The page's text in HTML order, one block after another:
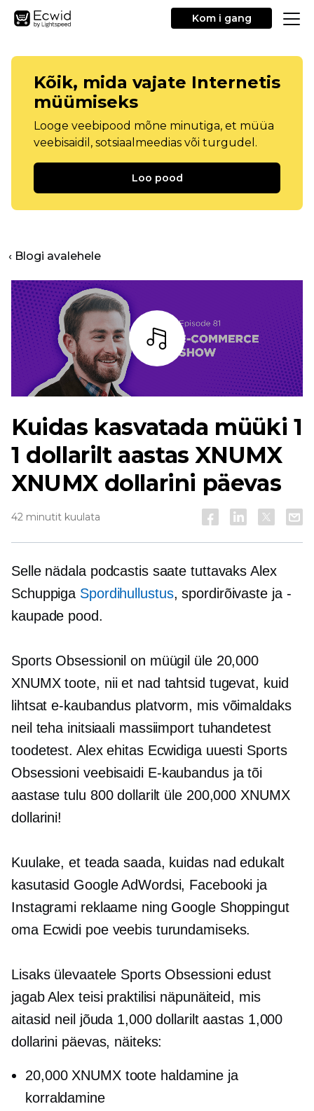
Kom i gang
Kõik, mida vajate Internetis
müümiseks
Looge veebipood mõne minutiga, et müüa
veebisaidil, sotsiaalmeedias või turgudel.
Loo pood
‹ Blogi avalehele
Kuidas kasvatada müüki 1
1 dollarilt aastas XNUMX
XNUMX dollarini päevas
42 minutit kuulata
Selle nädala podcastis saate tuttavaks Alex
Schuppiga Spordihullustus, spordirõivaste ja -
kaupade pood.
Sports Obsessionil on müügil üle 20,000
XNUMX toote, nii et nad tahtsid tugevat, kuid
lihtsate-kaubandus platvorm, mis võimaldaks
neil teha initsiaali massiimporttuhandetest
toodetest. Alex ehitas Ecwidiga uuesti Sports
Obsessioni veebisaidi E-kaubandusja tõi
aastase tulu 800 dollarilt üle 200,000 XNUMX
dollarini!
Kuulake, et teada saada, kuidas nad edukalt
kasutasid Google AdWordsi, Facebooki ja
Instagrami reklaame ning Google Shoppingut
oma Ecwidi poe veebis turundamiseks.
Lisaks ülevaatele Sports Obsessioni edust
jagab Alex teisi praktilisi näpunäiteid, mis
aitasid neil jõuda 1,000 dollarilt aastas 1,000
dollarini päevas, näiteks:
20,000 XNUMX toote haldamine ja
korraldamine